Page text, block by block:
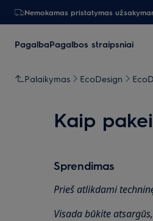
Nemokamas pristatymas
PagalbaPagalbos straipsniai
Palaikymas EcoDesign
Kaip
Sprendimas
Prieš atlikdami
Visada būkite